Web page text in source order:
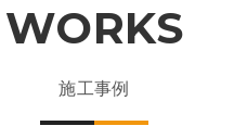
WORKS
施工事例